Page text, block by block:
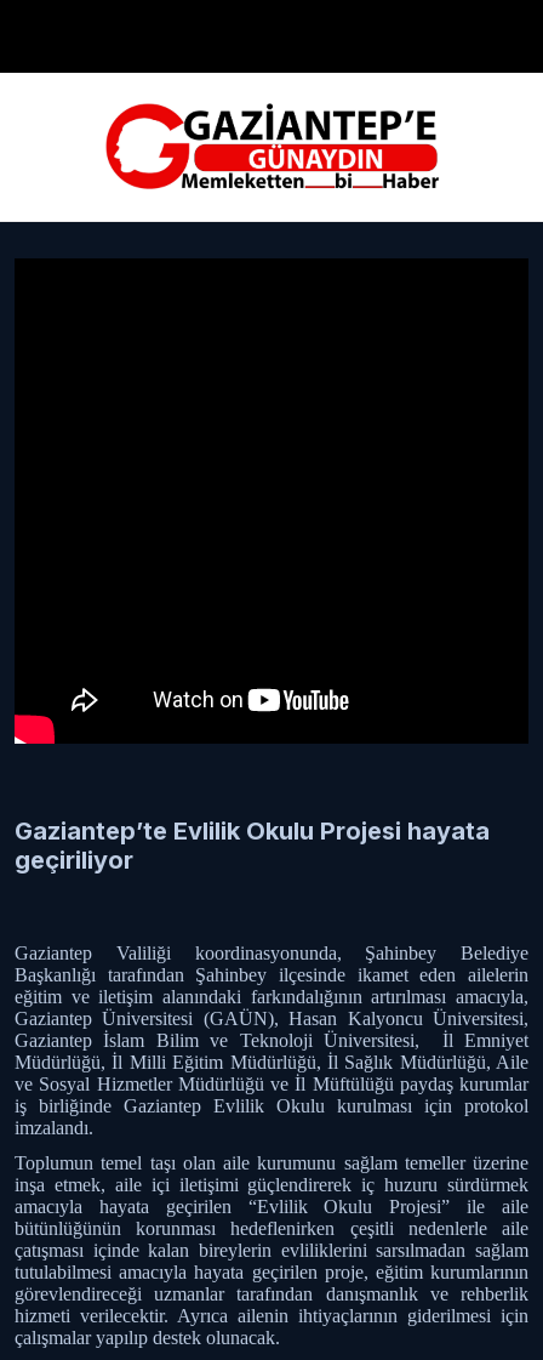
Teknoloji
Gaziantep’te Evlilik Okulu Projesi hayata
geçiriliyor
Gaziantep Valiliği koordinasyonunda, Şahinbey Belediye
Başkanlığı tarafından Şahinbey ilçesinde ikamet eden ailelerin
eğitim ve iletişim alanındaki farkındalığının artırılması amacıyla,
Gaziantep Üniversitesi (GAÜN), Hasan Kalyoncu Üniversitesi,
Gaziantep İslam Bilim ve Teknoloji Üniversitesi, İl Emniyet
Müdürlüğü, İl Milli Eğitim Müdürlüğü, İl Sağlık Müdürlüğü, Aile
ve Sosyal Hizmetler Müdürlüğü ve İl Müftülüğü paydaş kurumlar
iş birliğinde Gaziantep Evlilik Okulu kurulması için protokol
imzalandı.
Toplumun temel taşı olan aile kurumunu sağlam temeller üzerine
inşa etmek, aile içi iletişimi güçlendirerek iç huzuru sürdürmek
amacıyla hayata geçirilen “Evlilik Okulu Projesi” ile aile
bütünlüğünün korunması hedeflenirken çeşitli nedenlerle aile
çatışması içinde kalan bireylerin evliliklerini sarsılmadan sağlam
tutulabilmesi amacıyla hayata geçirilen proje, eğitim kurumlarının
görevlendireceği uzmanlar tarafından danışmanlık ve rehberlik
hizmeti verilecektir. Ayrıca ailenin ihtiyaçlarının giderilmesi için
çalışmalar yapılıp destek olunacak.